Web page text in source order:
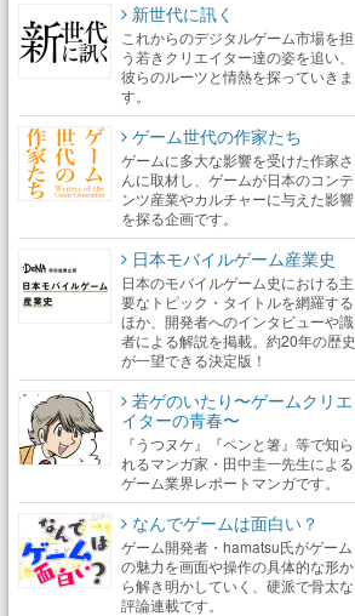
新世代に訊く
これからのデジタルゲーム市場を担
う若きクリエイター達の姿を追い、
彼らのルーツと情熱を探っていきま
す。
ゲーム世代の作家たち
ゲームに多大な影響を受けた作家さ
んに取材し、ゲームが日本のコンテ
ンツ産業やカルチャーに与えた影響
を探る企画です。
日本モバイルゲーム産業史
日本のモバイルゲーム史における主
要なトピック・タイトルを網羅する
ほか、開発者へのインタビューや識
者による解説を掲載。約20年の歴史
が一望できる決定版！
若ゲのいたり〜ゲームクリエ
イターの青春〜
『うつヌケ』『ペンと箸』等で知ら
れるマンガ家・田中圭一先生による
ゲーム業界レポートマンガです。
なんでゲームは面白い？
ゲーム開発者・hamatsu氏がゲーム
の魅力を画面や操作の具体的な形か
ら解き明かしていく、硬派で骨太な
評論連載です。